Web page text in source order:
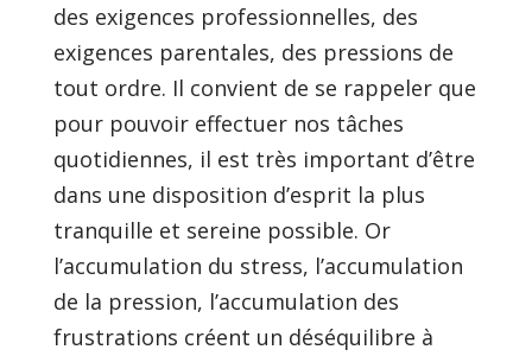
des exigences professionnelles, des
exigences parentales, des pressions de
tout ordre. Il convient de se rappeler que
pour pouvoir effectuer nos tâches
quotidiennes, il est très important d’être
dans une disposition d’esprit la plus
tranquille et sereine possible. Or
l’accumulation du stress, l’accumulation
de la pression, l’accumulation des
frustrations créent un déséquilibre à